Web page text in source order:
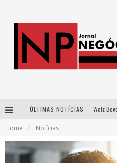
ÚLTIMAS NOTÍCIAS
Home Notícias